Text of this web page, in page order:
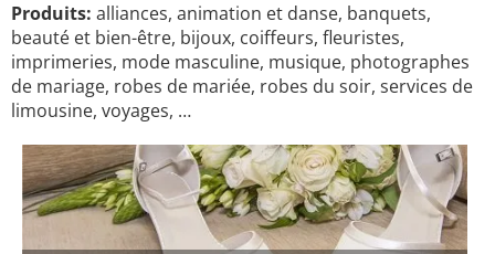
Produits: alliances, animation et danse, banquets,
beauté et bien-être, bijoux, coiffeurs, fleuristes,
imprimeries, mode masculine, musique, photographes
de mariage, robes de mariée, robes du soir, services de
limousine, voyages, …